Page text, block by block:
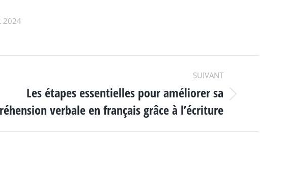
2024
SUIVANT
Les étapes essentielles pour améliorer sa
verbale en français grâce à l’écriture